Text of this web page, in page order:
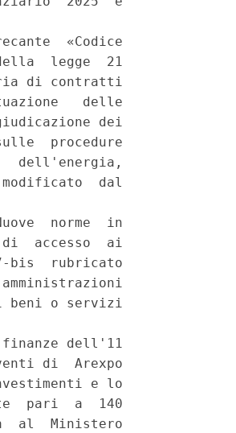
«Codice
legge  21
di contratti
delle
dei
procedure
dell'energia,
dal
norme  in
accesso  ai
bis  rubricato
beni o servizi
dell'11
di  Arexpo
e lo
pari  a  140
al  Ministero